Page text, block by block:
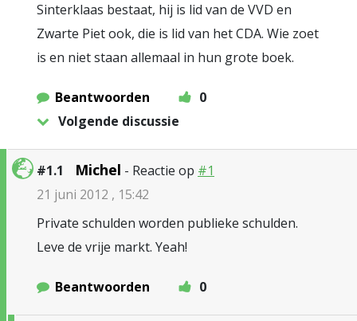
Sinterklaas bestaat, hij is lid van de VVD en
Zwarte Piet ook, die is lid van het CDA. Wie zoet
is en niet staan allemaal in hun grote boek.
Beantwoorden
0
Volgende discussie
#1.1 Michel - Reactie op #1
21 juni 2012 , 15:42
Private schulden worden publieke schulden.
Leve de vrije markt. Yeah!
Beantwoorden 0